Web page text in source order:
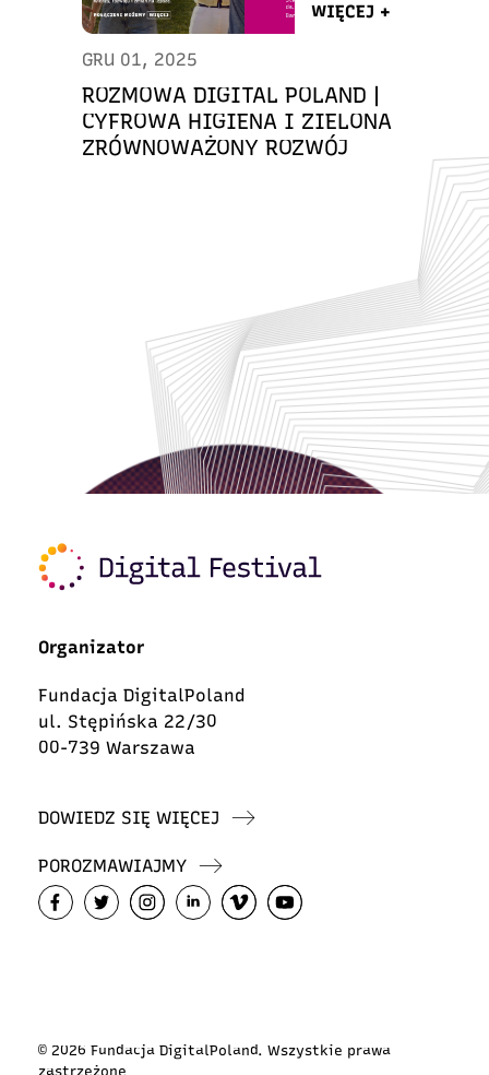
WIĘCEJ +
GRU 01, 2025
ROZMOWA DIGITAL POLAND |
CYFROWA HIGIENA I ZIELONA
ZRÓWNOWAŻONY ROZWÓJ
Organizator
Fundacja DigitalPoland
ul. Stępińska 22/30
00-739 Warszawa
DOWIEDZ SIĘ WIĘCEJ
POROZMAWIAJMY
© 2026 Fundacja DigitalPoland. Wszystkie prawa
zastrzeżone